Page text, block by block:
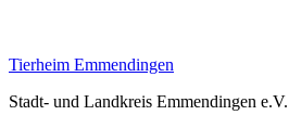
Tierheim Emmendingen
Stadt- und Landkreis Emmendingen e.V.